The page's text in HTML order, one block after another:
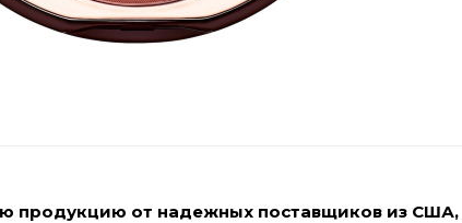
продукцию от надежных поставщиков из